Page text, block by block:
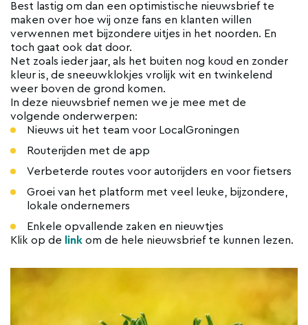
Best lastig om dan een optimistische nieuwsbrief te
maken over hoe wij onze fans en klanten willen
verwennen met bijzondere uitjes in het noorden. En
toch gaat ook dat door.
Net zoals ieder jaar, als het buiten nog koud en zonder
kleur is, de sneeuwklokjes vrolijk wit en twinkelend
weer boven de grond komen.
In deze nieuwsbrief nemen we je mee met de
volgende onderwerpen:
Nieuws uit het team voor LocalGroningen
Routerijden met de app
Verbeterde routes voor autorijders en voor fietsers
Groei van het platform met veel leuke, bijzondere,
lokale ondernemers
Enkele opvallende zaken en nieuwtjes
Klik op de
link om de hele nieuwsbrief te kunnen lezen.